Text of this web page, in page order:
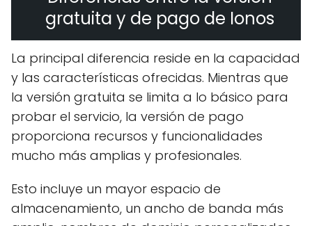
gratuita y de pago de Ionos
La principal diferencia reside en la capacidad
y las características ofrecidas. Mientras que
la versión gratuita se limita a lo básico para
probar el servicio, la versión de pago
proporciona recursos y funcionalidades
mucho más amplias y profesionales.
Esto incluye un mayor espacio de
almacenamiento, un ancho de banda más